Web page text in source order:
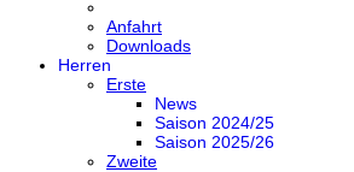
Anfahrt
Downloads
Herren
Erste
News
Saison 2024/25
Saison 2025/26
Zweite